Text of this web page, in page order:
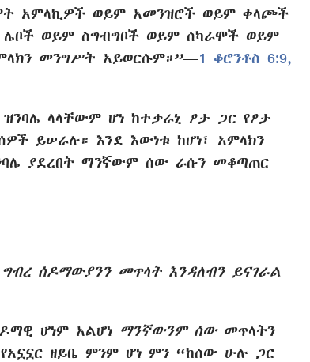
አምላኪዎች ወይም አመንዝሮች ወይም ቀላጮች
ወይም ስግብግቦች ወይም ሰካራሞች ወይም
መንግሥት አይወርሱም።”—1 ቆሮንቶስ 6:9,
ላላቸውም ሆነ ከተቃራኒ ፆታ ጋር የፆታ
ይሠራሉ። እንደ እውነቱ ከሆነ፣ አምላክን
ያደረበት ማንኛውም ሰው ራሱን መቆጣጠር
ሰዶማውያንን መጥላት እንዳለብን ይናገራል
ሆነም አልሆነ ማንኛውንም ሰውመጥላትን
ዘይቤ ምንም ሆነ ምን “ከሰው ሁሉ ጋር